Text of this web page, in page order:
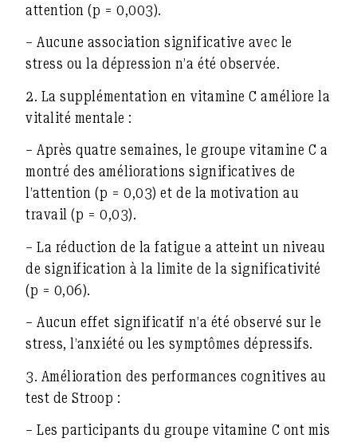
attention (p = 0,003).
– Aucune association significative avec le
stress ou la dépression n’a été observée.
2. La supplémentation en vitamine C améliore la
vitalité mentale :
– Après quatre semaines, le groupe vitamine C a
montré des améliorations significatives de
l’attention (p = 0,03) et de la motivation au
travail (p = 0,03).
– La réduction de la fatigue a atteint un niveau
de signification à la limite de la significativité
(p = 0,06).
– Aucun effet significatif n’a été observé sur le
stress, l’anxiété ou les symptômes dépressifs.
3. Amélioration des performances cognitives au
test de Stroop :
– Les participants du groupe vitamine C ont mis